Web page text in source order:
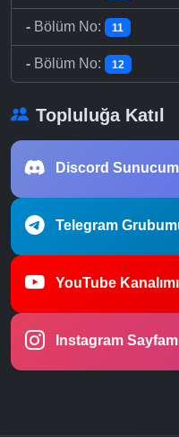
- Bölüm No: 11
- Bölüm No: 12
Topluluğa Katıl
Discord
Telegram
YouTube
Instagram